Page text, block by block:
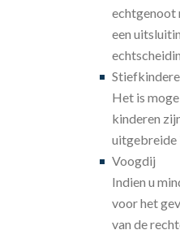
echtgenoot
een
Het is
kinderen
uitgebreide
Voogdij
Indien u
voor het
van de